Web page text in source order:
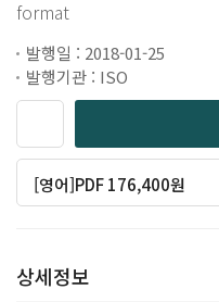
format
발행일 : 2018-01-25
발행기관 : ISO
[영어]PDF 176,400원
상세정보